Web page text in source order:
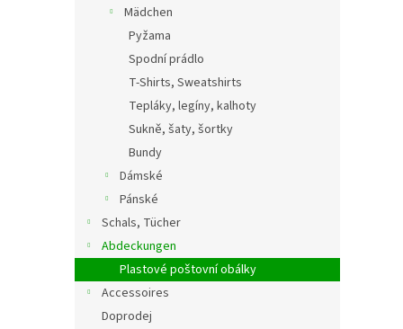
Mädchen
Pyžama
Spodní prádlo
T-Shirts, Sweatshirts
Tepláky, legíny, kalhoty
Sukně, šaty, šortky
Bundy
Dámské
Pánské
Schals, Tücher
Abdeckungen
Plastové poštovní obálky
Accessoires
Doprodej